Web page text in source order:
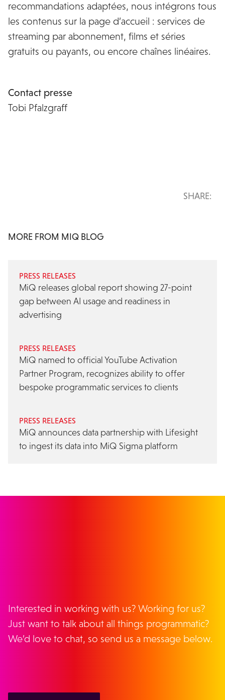
recommandations adaptées, nous intégrons tous
les contenus sur la page d’accueil : services de
streaming par abonnement, films et séries
gratuits ou payants, ou encore chaînes linéaires.
Contact presse
Tobi Pfalzgraff
SHARE:
MORE FROM MIQ BLOG
PRESS RELEASES
MiQ releases global report showing 27-point
gap between AI usage and readiness in
advertising
PRESS RELEASES
MiQ named to official YouTube Activation
Partner Program, recognizes ability to offer
bespoke programmatic services to clients
PRESS RELEASES
MiQ announces data partnership with Lifesight
to ingest its data into MiQ Sigma platform
Interested in working with us? Working for us?
Just want to talk about all things programmatic?
We’d love to chat, so send us a message below.